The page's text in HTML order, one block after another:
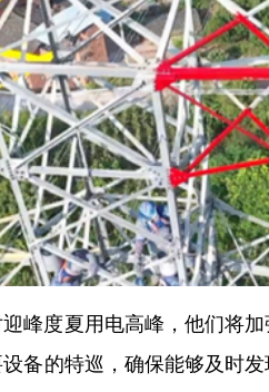
峰度夏用电高峰，他们将
备的特巡，确保能够及时